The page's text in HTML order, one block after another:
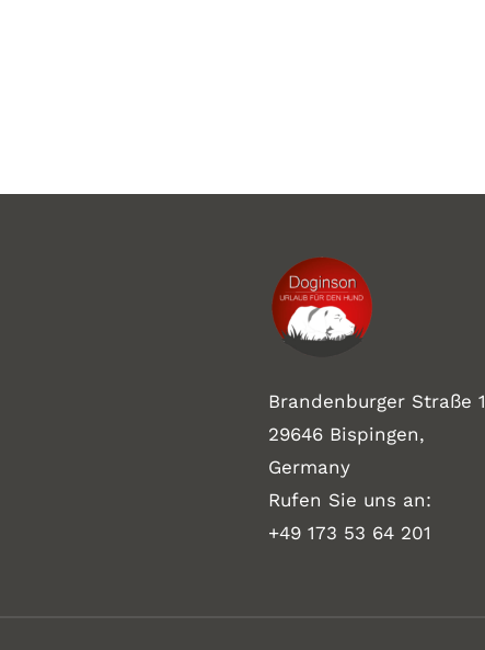
Brandenburger Straße
29646 Bispingen,
Germany
Rufen Sie uns an:
+49 173 53 64 201